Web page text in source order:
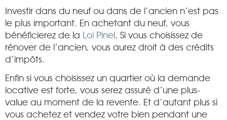
Investir dans du neuf ou dans de l’ancien n’est pas
le plus important. En achetant du neuf, vous
bénéficierez de la Loi Pinel . Si vous choisissez de
rénover de l’ancien, vous aurez droit à des crédits
d’impôts.
Enfin si vous choisissez un quartier où la demande
locative est forte, vous serez assuré d’une plus-
value au moment de la revente. Et d’autant plus si
vous achetez et vendez votre bien pendant une